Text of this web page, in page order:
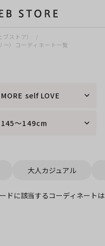
ストア）
ー）コーディネート一覧
MORE self LOVE
145～149cm
大人カジュアル
ドに該当するコーディネートは